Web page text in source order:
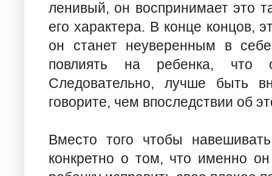
ленивый, он воспринимает это
его характера. В конце концов,
он станет неуверенным в
повлиять на ребенка, что
Следовательно, лучше быть
говорите, чем впоследствии об
Вместо того чтобы
конкретно о том, что именно